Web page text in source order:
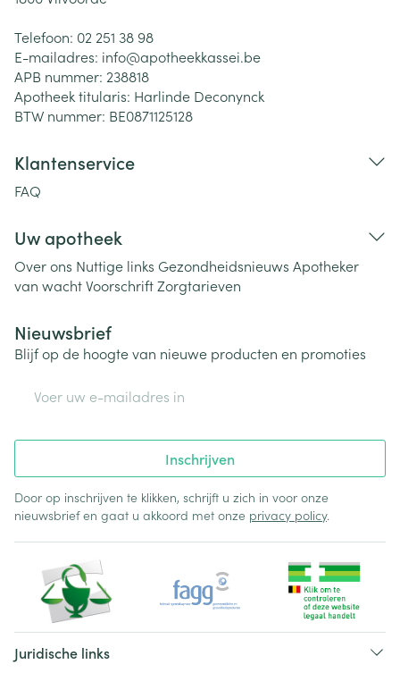
Telefoon: 02 251 38 98
E-mailadres: info@apotheekkassei.be
APB nummer: 238818
Apotheek titularis: Harlinde Deconynck
BTW nummer: BE0871125128
Klantenservice
FAQ
Uw apotheek
Over ons Nuttige links Gezondheidsnieuws Apotheker
van wachtVoorschriftZorgtarieven
Nieuwsbrief
Blijf op de hoogte van nieuwe producten en promoties
Inschrijven
Door op inschrijven te klikken, schrijft u zich in voor onze
nieuwsbrief en gaat u akkoord met onze privacy policy.
Juridische links